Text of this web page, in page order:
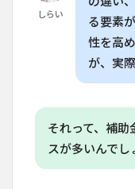
しらい
る要素
性を高
が、実
それって、補助
スが多いんでし